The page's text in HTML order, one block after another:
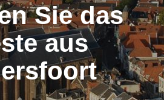
Sie das
aus